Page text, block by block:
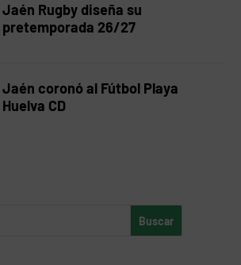
Jaén Rugby diseña su
pretemporada 26/27
Jaén coronó al Fútbol Playa
Huelva CD